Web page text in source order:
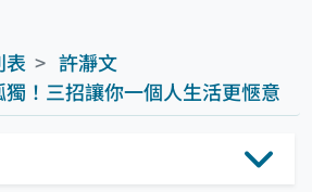
表
許瀞文
！三招讓你一個人生活更愜意